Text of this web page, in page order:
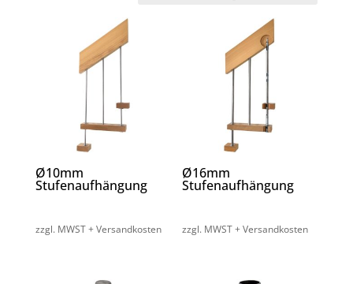
Ø10mm
Stufenaufhängung
zzgl. MWST + Versandkosten
Ø16mm
Stufenaufhängung
zzgl. MWST + Versandkosten